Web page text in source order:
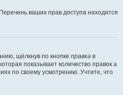
ваших прав доступа находится
щёлкнув по кнопке правка в
показывает количество правок а
по своему усмотрению. Учтите, что